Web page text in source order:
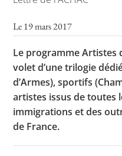
Toutes
Le 19 mars 2017
Le programme Artistes
volet d’une trilogie
d’Armes), sportifs
artistes issus de toutes
immigrations et des
de France.